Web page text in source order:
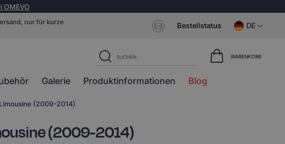
OMEVO
nur für kurze
Bestellstatus DE
WARENKORB
Galerie Produktinformationen Blog
(2009-2014)
(2009-2014)